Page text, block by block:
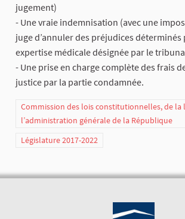
jugement)
- Une vraie indemnisation (avec une
juge d’annuler des préjudices déterminés
expertise médicale désignée par le
- Une prise en charge complète des frais
justice par la partie condamnée.
Commission des lois constitutionnelles, de la
l’administration générale de la République
Législature 2017-2022